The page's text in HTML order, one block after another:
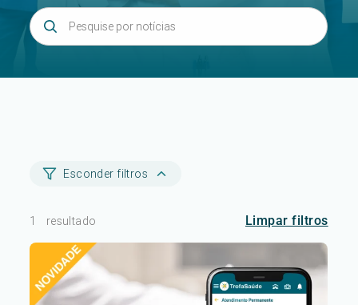
Esconder filtros
1 resultado Limpar filtros